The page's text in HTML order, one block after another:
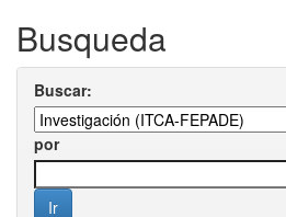
Busqueda
Buscar:
por